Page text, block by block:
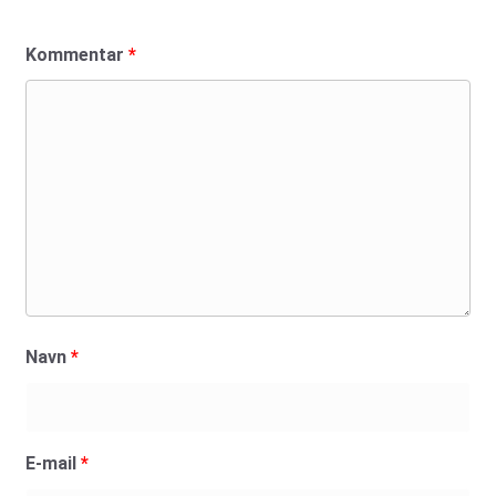
Kommentar *
Navn *
E-mail *